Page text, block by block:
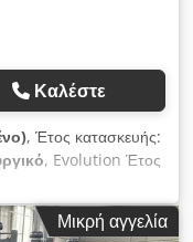
Καλέστε
, Έτος κατασκευής:
, Evolution Έτος
Σύστημα υγρασίας
φύλλων υψηλής
XL RCI: Σύστημα
Μικρή αγγελία